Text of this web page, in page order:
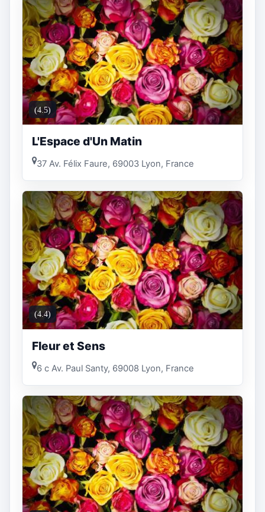
(4.5)
L'Espace d'Un Matin
37 Av. Félix Faure, 69003 Lyon, France
(4.4)
Fleur et Sens
6 c Av. Paul Santy, 69008 Lyon, France